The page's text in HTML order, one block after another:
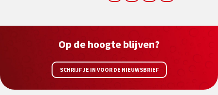
Op de hoogte blijven?
SCHRIJF JE IN VOOR DE NIEUWSBRIEF